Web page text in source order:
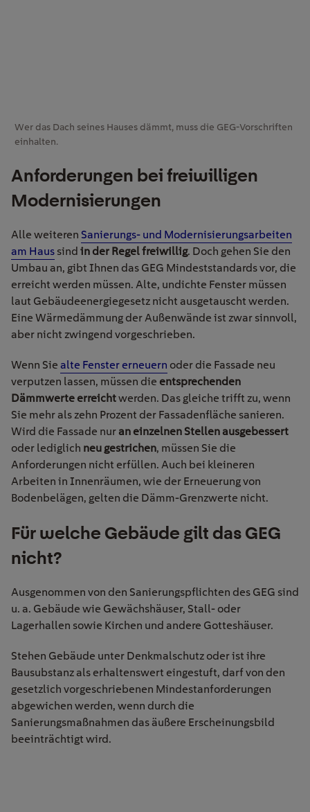
Wer das Dach seines Hauses dämmt, muss die GEG-Vorschriften
einhalten.
Anforderungen bei freiwilligen
Modernisierungen
Alle weiteren Sanierungs- und Modernisierungsarbeiten
am Haus sind in der Regel freiwillig. Doch gehen Sie den
Umbau an, gibt Ihnen das GEG Mindeststandards vor, die
erreicht werden müssen. Alte, undichte Fenster müssen
laut Gebäudeenergiegesetz nicht ausgetauscht werden.
Eine Wärmedämmung der Außenwände ist zwar sinnvoll,
aber nicht zwingend vorgeschrieben.
Wenn Sie alte Fenster erneuern oder die Fassade neu
verputzen lassen, müssen die entsprechenden
Dämmwerte erreichtwerden. Das gleiche trifft zu, wenn
Sie mehr als zehn Prozent der Fassadenfläche sanieren.
Wird die Fassade nur an einzelnen Stellen ausgebessert
oder lediglich neu gestrichen, müssen Sie die
Anforderungen nicht erfüllen. Auch bei kleineren
Arbeiten in Innenräumen, wie der Erneuerung von
Bodenbelägen, gelten die Dämm-Grenzwerte nicht.
Für welche Gebäude gilt das GEG
nicht?
Ausgenommen von den Sanierungspflichten des GEG sind
u. a. Gebäude wie Gewächshäuser, Stall- oder
Lagerhallen sowie Kirchen und andere Gotteshäuser.
Stehen Gebäude unter Denkmalschutz oder ist ihre
Bausubstanz als erhaltenswert eingestuft, darf von den
gesetzlich vorgeschriebenen Mindestanforderungen
abgewichen werden, wenn durch die
Sanierungsmaßnahmen das äußere Erscheinungsbild
beeinträchtigt wird.